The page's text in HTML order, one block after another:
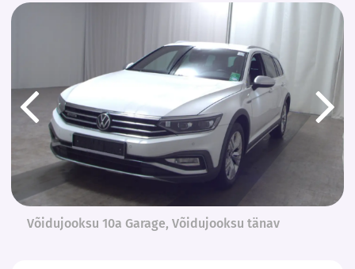
Võidujooksu 10a Garage, Võidujooksu tänav